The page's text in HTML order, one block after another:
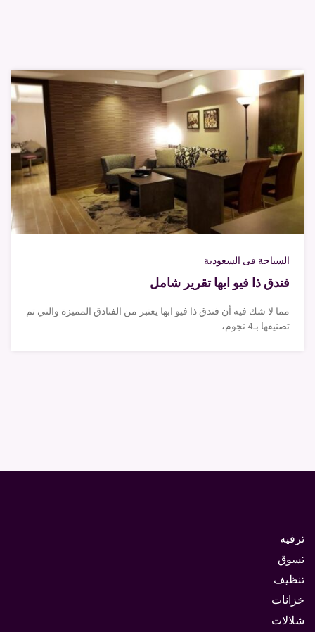
السياحة فى السعودية
فندق ذا فيو ابها تقرير شامل
مما لا شك فيه أن فندق ذا فيو ابها يعتبر من الفنادق المميزة والتي تم
تصنيفها بـ4 نجوم،
ترفيه
تسوق
تنظيف
خزانات
شلالات